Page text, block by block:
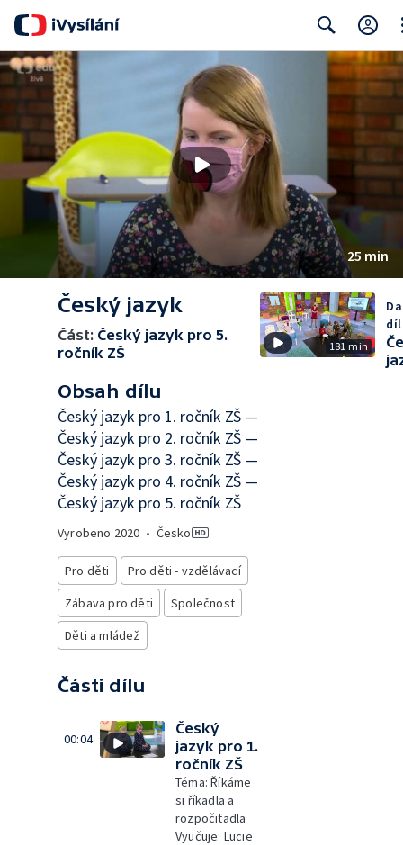
Search
25 min
Český jazyk
Část: Český jazyk pro 5.
ročník ZŠ
Obsah dílu
Český jazyk pro 1. ročník ZŠ —
Český jazyk pro 2. ročník ZŠ —
Český jazyk pro 3. ročník ZŠ —
Český jazyk pro 4. ročník ZŠ —
Český jazyk pro 5. ročník ZŠ
Vyrobeno 2020 • Česko
Pro děti
Pro děti - vzdělávací
Zábava pro děti
Společnost
Děti a mládež
Části dílu
00:04
Český
jazyk pro 1.
ročník ZŠ
Téma: Říkáme
si říkadla a
rozpočitadla
Vyučuje: Lucie
181 min
díl